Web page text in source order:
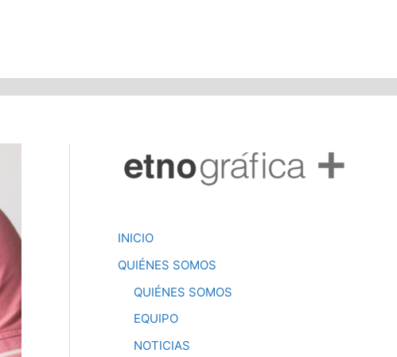
INICIO
QUIÉNES SOMOS
QUIÉNES SOMOS
EQUIPO
NOTICIAS